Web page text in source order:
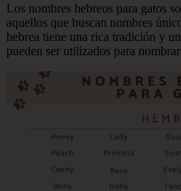
Los nombres hebreos para gatos
aquellos que buscan nombres
hebrea tiene una rica tradición y
pueden ser utilizados para